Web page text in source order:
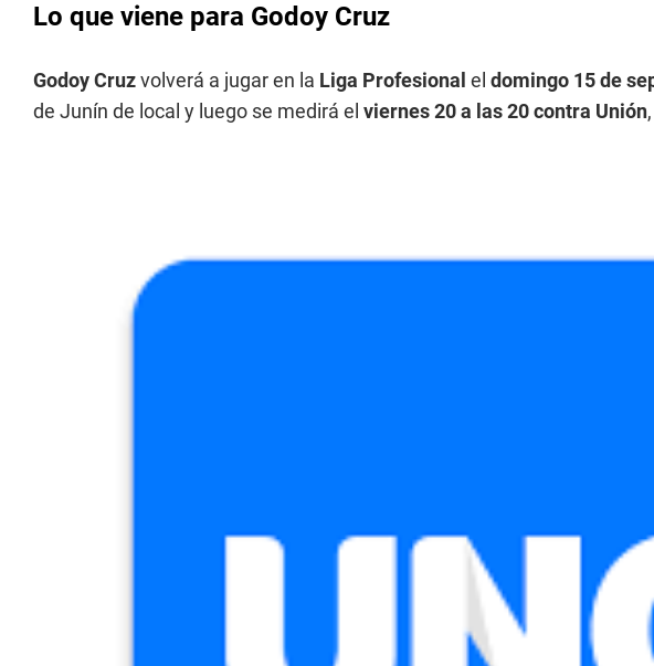
Lo que viene para Godoy Cruz
Godoy Cruzvolverá a jugar en la Liga Profesional el domingo 15 de
de Junín de local y luego se medirá el viernes 20 a las 20 contra Unión